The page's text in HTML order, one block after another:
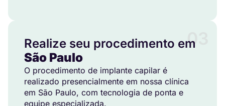
03
Realize seu procedimento em
São Paulo
O procedimento de implante capilar é
realizado presencialmente em nossa clínica
em São Paulo, com tecnologia de ponta e
equipe especializada.